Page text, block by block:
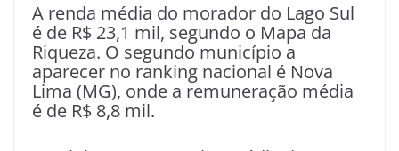
A renda média do morador do Lago Sul
é de R$ 23,1 mil, segundo o Mapa da
Riqueza. O segundo município a
aparecer no ranking nacional é Nova
Lima (MG), onde a remuneração média
é de R$ 8,8 mil.